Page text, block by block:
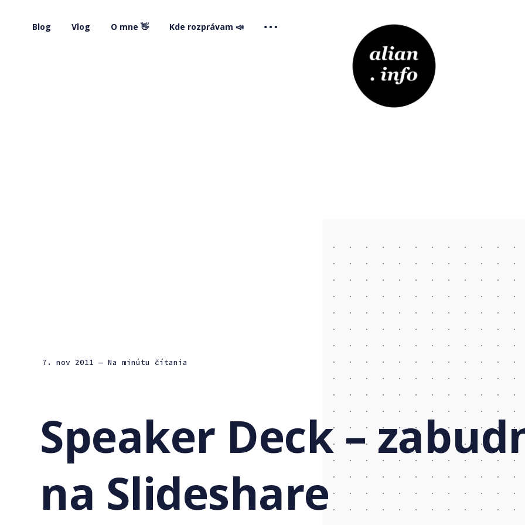
Blog Vlog O mne 👋 Kde rozprávam 📣
7. nov 2011 — Na minútu čítania
Speaker Deck –
na Slideshare